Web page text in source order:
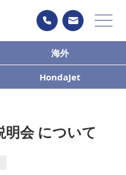
海外
HondaJet
会 について